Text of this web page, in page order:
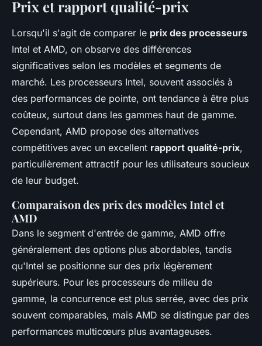
Prix et rapport qualité-prix
Lorsqu'il s'agit de comparer le prix des processeurs
Intel et AMD, on observe des différences
significatives selon les modèles et segments de
marché. Les processeurs Intel, souvent associés à
des performances de pointe, ont tendance à être plus
coûteux, surtout dans les gammes haut de gamme.
Cependant, AMD propose des alternatives
compétitives avec un excellent rapport qualité-prix,
particulièrement attractif pour les utilisateurs soucieux
de leur budget.
Comparaison des prix des modèles Intel et
AMD
Dans le segment d'entrée de gamme, AMD offre
généralement des options plus abordables, tandis
qu'Intel se positionne sur des prix légèrement
supérieurs. Pour les processeurs de milieu de
gamme, la concurrence est plus serrée, avec des prix
souvent comparables, mais AMD se distingue par des
performances multicœurs plus avantageuses.